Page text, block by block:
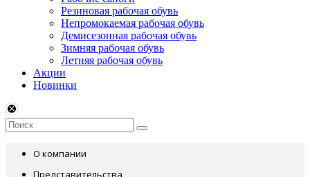
Резиновая рабочая обувь
Непромокаемая рабочая обувь
Демисезонная рабочая обувь
Зимняя рабочая обувь
Летняя рабочая обувь
Акции
Новинки
О компании
Представительства